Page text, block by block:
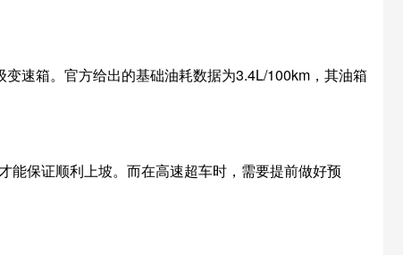
速箱。官方给出的基础油耗数据为3.4L/100km，其油箱
能保证顺利上坡。而在高速超车时，需要提前做好预